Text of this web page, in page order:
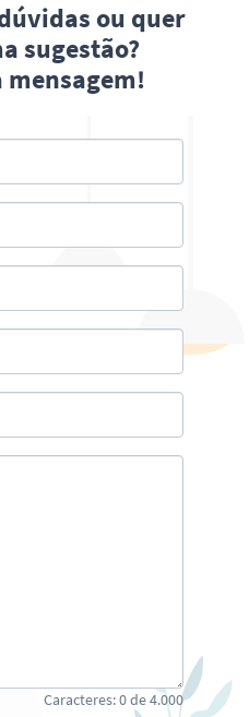
ou quer
sugestão?
mensagem!
Caracteres:0de4.000